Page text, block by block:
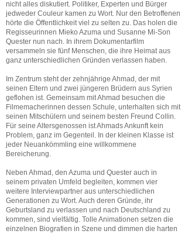
nicht alles diskutiert. Politiker, Experten und Bürger
jedweder Couleur kamen zu Wort. Nur den Betroffenen
hörte die Öffentlichkeit viel zu selten zu. Das holen die
Regisseurinnen Mieko Azuma und Susanne Mi-Son
Quester nun nach. In ihrem Dokumentarfilm
versammeln sie fünf Menschen, die ihre Heimat aus
ganz unterschiedlichen Gründen verlassen haben.
Im Zentrum steht der zehnjährige Ahmad, der mit
seinen Eltern und zwei jüngeren Brüdern aus Syrien
geflohen ist. Gemeinsam mit Ahmad besuchen die
Filmemacherinnen dessen Schule, unterhalten sich mit
seinen Mitschülern und seinem besten Freund Collin.
Für seine Altersgenossen ist Ahmads Ankunft kein
Problem, ganz im Gegenteil. In der kleinen Klasse ist
jeder Neuankömmling eine willkommene
Bereicherung.
Neben Ahmad, den Azuma und Quester auch in
seinem privaten Umfeld begleiten, kommen vier
weitere Interviewpartner aus unterschiedlichen
Generationen zu Wort. Auch deren Gründe, ihr
Geburtsland zu verlassen und nach Deutschland zu
kommen, sind vielfältig. Tolle Animationen setzen die
einzelnen Biografien in Szene und dimmen die harten